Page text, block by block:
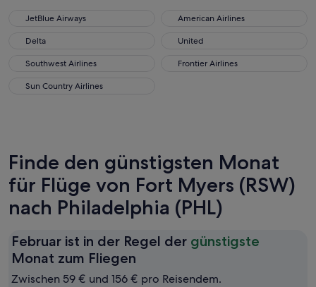
JetBlue Airways
JetBlue Airways American Airlines
American Airlines
Delta
Delta United
United
Southwest Airlines
Southwest Airlines Frontier Airlines
Frontier Airlines
Sun Country Airlines
Sun Country Airlines
Finde den günstigsten Monat
für Flüge von Fort Myers (RSW)
nach Philadelphia (PHL)
Februar ist in der Regel der günstigste
Monat zum Fliegen
ist
Zwischen 59 € und 156 € pro Reisendem.